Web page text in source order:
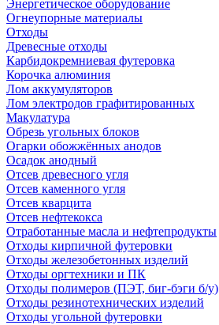
Энергетическое оборудование
Огнеупорные материалы
Отходы
Древесные отходы
Карбидокремниевая футеровка
Корочка алюминия
Лом аккумуляторов
Лом электродов графитированных
Макулатура
Обрезь угольных блоков
Огарки обожжённых анодов
Осадок анодный
Отсев древесного угля
Отсев каменного угля
Отсев кварцита
Отсев нефтекокса
Отработанные масла и нефтепродукты
Отходы кирпичной футеровки
Отходы железобетонных изделий
Отходы оргтехники и ПК
Отходы полимеров (ПЭТ, биг-бэги б/у)
Отходы резинотехнических изделий
Отходы угольной футеровки